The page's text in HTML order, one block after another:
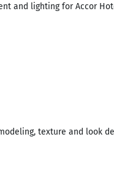
and lighting for Accor
texture and look